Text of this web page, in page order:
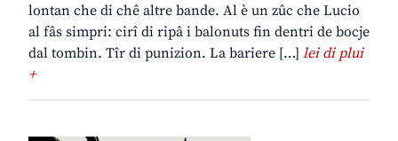
lontan che di chê altre bande. Al è un zûc che Lucio
al fâs simpri: cirî di ripâ i balonuts fin dentri de bocje
dal tombin. Tîr di punizion. La bariere […] lei di plui
+